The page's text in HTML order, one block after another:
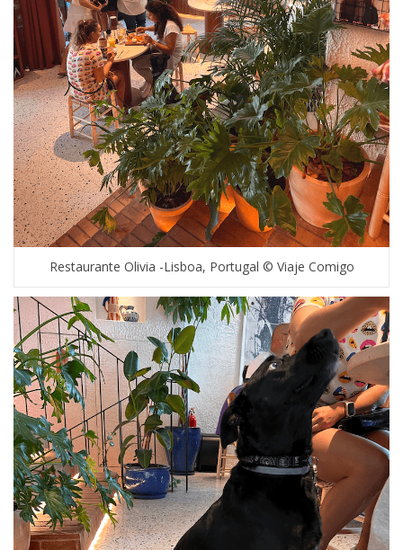
Restaurante Olivia -Lisboa, Portugal © Viaje Comigo